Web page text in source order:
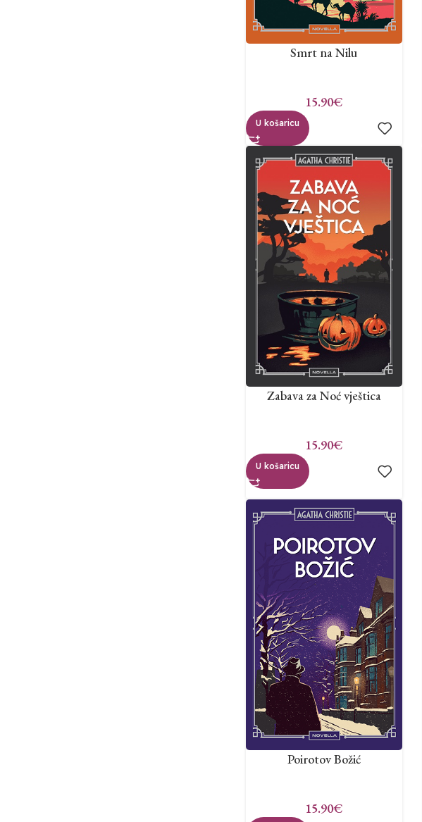
Smrt na Nilu
15.90€
U košaricu
Zabava za Noć vještica
15.90€
U košaricu
Poirotov Božić
15.90€